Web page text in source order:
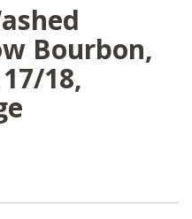
Bourbon,
18,